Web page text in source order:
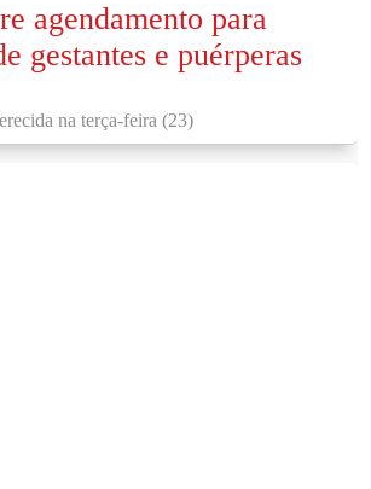
agendamento para
gestantes e puérperas
na terça-feira (23)